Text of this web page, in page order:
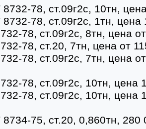
78, ст.09г2с, 10тн,
78, ст.09г2с, 1тн, цена
78, ст.09г2с, 8тн, цена
78, ст.20, 7тн, цена от
78, ст.09г2с, 7тн, цена
78, ст.09г2с, 10тн, цена
78, ст.09г2с, 10тн, цена
75, ст.20, 0,860тн,